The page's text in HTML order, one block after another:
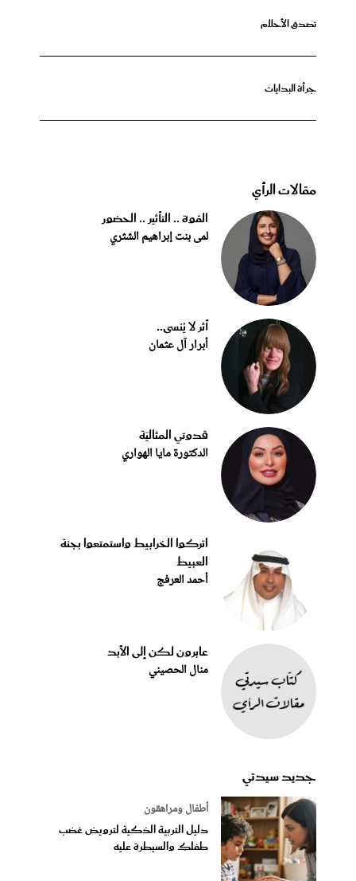
تصدق الأحلام
جرأة البدايات
مقالات الرأي
القوة .. التأثير .. الحضور
لمى بنت إبراهيم الشثري
أثر لا يُنسى..
أبرار آل عثمان
قدوتي المثاليّة
الدكتورة مايا الهواري
اتركوا الخرابيط واستمتعوا بجنة
العبيط
أحمد العرفج
عابرون لكن إلى الأبد
منال الحصيني
جديد سيدتي
أطفال ومراهقون
دليل التربية الذكية لترويض غضب
طفلكِ والسيطرة عليه